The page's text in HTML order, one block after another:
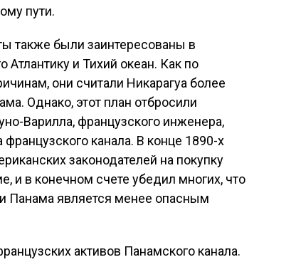
пути.
также были заинтересованы в
Атлантику и Тихий океан. Как по
они считали Никарагуа более
Однако, этот план отбросили
Варилла, французского инженера,
канала. В конце 1890-х
законодателей на покупку
и в конечном счете убедил многих, что
Панама является менее опасным
активов Панамского канала.